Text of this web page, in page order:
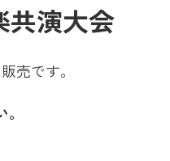
共演大会
売です。